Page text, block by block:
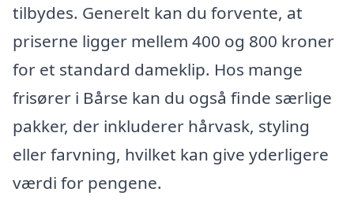
tilbydes. Generelt kan du forvente, at
priserne ligger mellem 400 og 800 kroner
for et standard dameklip. Hos mange
frisører i Bårse kan du også finde særlige
pakker, der inkluderer hårvask, styling
eller farvning, hvilket kan give yderligere
værdi for pengene.